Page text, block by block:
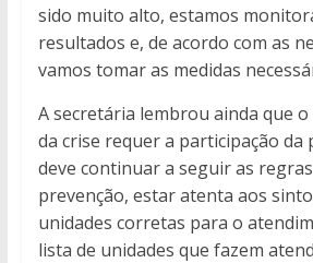
sido muito alto, estamos
resultados e, de acordo com as
vamos tomar as medidas
A secretária lembrou ainda que
da crise requer a participação da
deve continuar a seguir as
prevenção, estar atenta aos
unidades corretas para o
lista de unidades que fazem